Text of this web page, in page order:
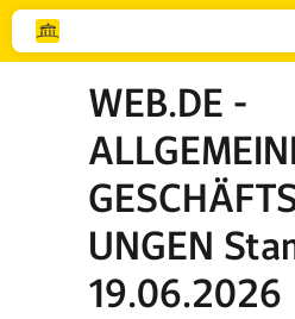
WEB.DE -
UNGEN
19.06.2026